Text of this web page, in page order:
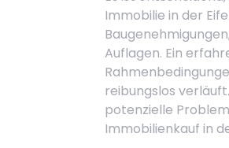
Immobilie in der
Auflagen. Ein
reibungslos
potenzielle
Immobilienkauf in